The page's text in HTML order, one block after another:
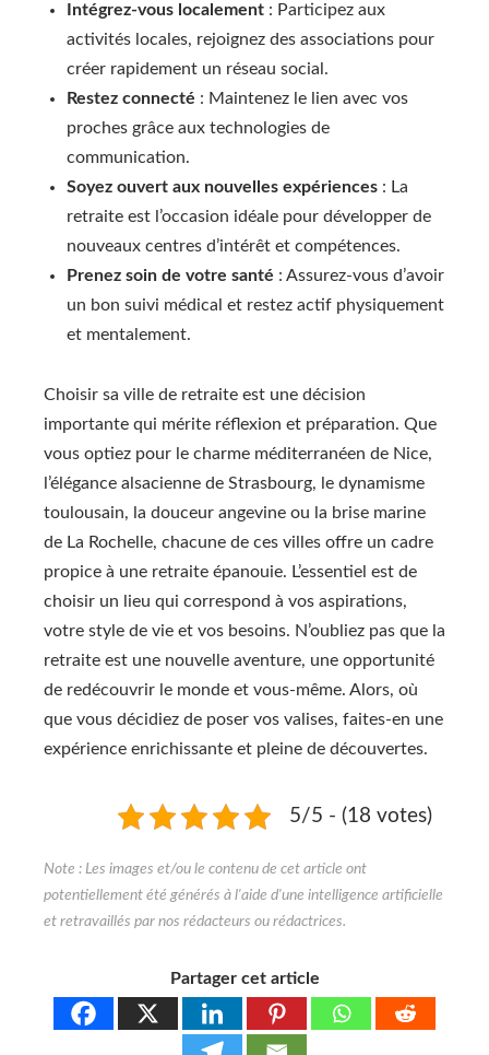
Intégrez-vous localement : Participez aux
activités locales, rejoignez des associations pour
créer rapidement un réseau social.
Restez connecté : Maintenez le lien avec vos
proches grâce aux technologies de
communication.
Soyez ouvert aux nouvelles expériences : La
retraite est l’occasion idéale pour développer de
nouveaux centres d’intérêt et compétences.
Prenez soin de votre santé : Assurez-vous d’avoir
un bon suivi médical et restez actif physiquement
et mentalement.
Choisir sa ville de retraite est une décision
importante qui mérite réflexion et préparation. Que
vous optiez pour le charme méditerranéen de Nice,
l’élégance alsacienne de Strasbourg, le dynamisme
toulousain, la douceur angevine ou la brise marine
de La Rochelle, chacune de ces villes offre un cadre
propice à une retraite épanouie. L’essentiel est de
choisir un lieu qui correspond à vos aspirations,
votre style de vie et vos besoins. N’oubliez pas que la
retraite est une nouvelle aventure, une opportunité
de redécouvrir le monde et vous-même. Alors, où
que vous décidiez de poser vos valises, faites-en une
expérience enrichissante et pleine de découvertes.
5/5 - (18 votes)
Partager cet article